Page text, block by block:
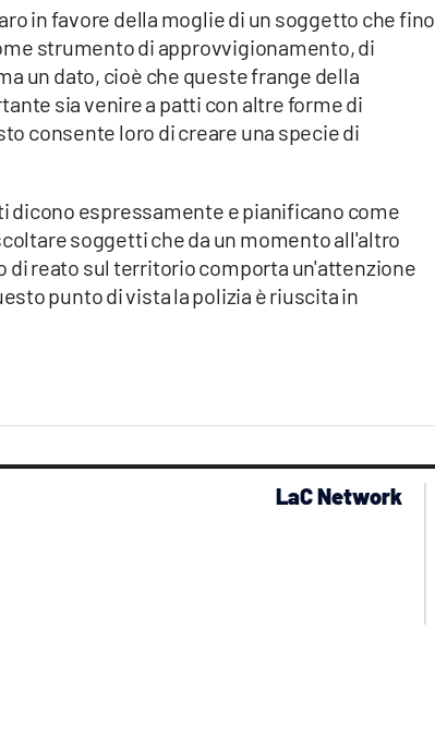
in favore della moglie di un soggetto che fino
strumento di approvvigionamento, di
un dato, cioè che queste frange della
sia venire a patti con altre forme di
consente loro di creare una specie di
dicono espressamente e pianificano come
soggetti che da un momento all'altro
reato sul territorio comporta un'attenzione
punto di vista la polizia è riuscita in
LaC Network